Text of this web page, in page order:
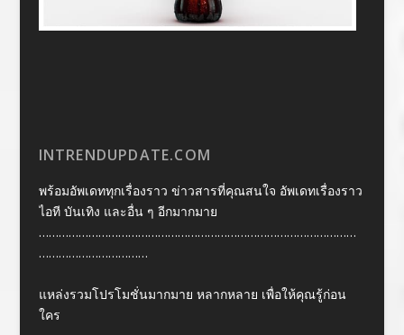
INTRENDUPDATE.COM
พร้อมอัพเดททุกเรื่องราว ข่าวสารที่คุณสนใจ อัพเดทเรื่องราว
ไอที บันเทิง และอื่น ๆ อีกมากมาย
……………………………………………………………………………………
……………………………
แหล่งรวมโปรโมชั่นมากมาย หลากหลาย เพื่อให้คุณรู้ก่อน
ใคร